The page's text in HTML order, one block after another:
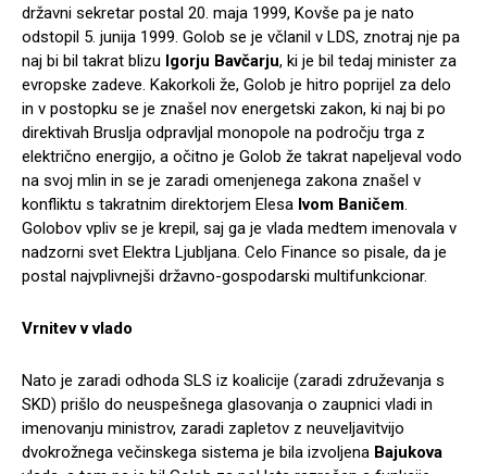
državni sekretar postal 20. maja 1999, Kovše pa je nato
odstopil 5. junija 1999. Golob se je včlanil v LDS, znotraj nje pa
naj bi bil takrat blizu Igorju Bavčarju, ki je bil tedaj minister za
evropske zadeve. Kakorkoli že, Golob je hitro poprijel za delo
in v postopku se je znašel nov energetski zakon, ki naj bi po
direktivah Bruslja odpravljal monopole na področju trga z
električno energijo, a očitno je Golob že takrat napeljeval vodo
na svoj mlin in se je zaradi omenjenega zakona znašel v
konfliktu s takratnim direktorjem Elesa Ivom Baničem
Golobov vpliv se je krepil, saj ga je vlada medtem imenovala v
nadzorni svet Elektra Ljubljana. Celo Finance so pisale, da je
postal najvplivnejši državno-gospodarski multifunkcionar.
Vrnitev v vlado
Nato je zaradi odhoda SLS iz koalicije (zaradi združevanja s
SKD) prišlo do neuspešnega glasovanja o zaupnici vladi in
imenovanju ministrov, zaradi zapletov z neuveljavitvijo
dvokrožnega večinskega sistema je bila izvoljena Bajukova